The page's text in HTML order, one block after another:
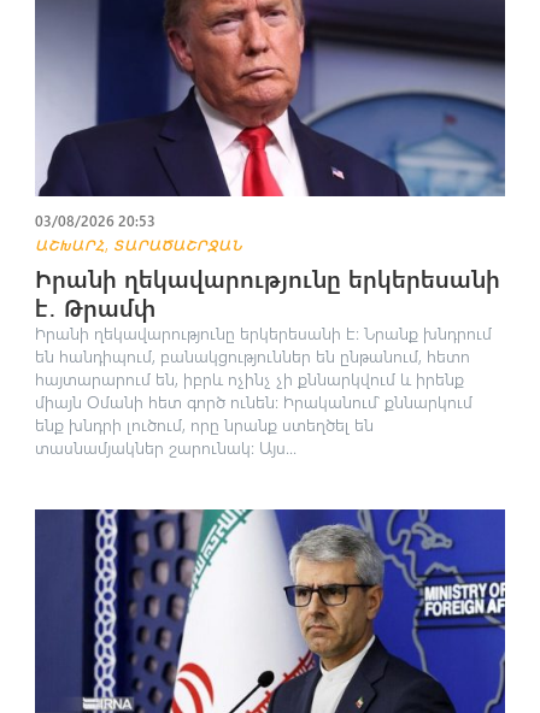
03/08/2026 20:53
ԱՇԽԱՐՀ, ՏԱՐԱԾԱՇՐՋԱՆ
Իրանի ղեկավարությունը երկերեսանի
է․ Թրամփ
Իրանի ղեկավարությունը երկերեսանի է։ Նրանք խնդրում
են հանդիպում, բանակցություններ են ընթանում, հետո
հայտարարում են, իբրև ոչինչ չի քննարկվում և իրենք
միայն Օմանի հետ գործ ունեն։ Իրականում՝ քննարկում
ենք խնդրի լուծում, որը նրանք ստեղծել են
տասնամյակներ շարունակ։ Այս...